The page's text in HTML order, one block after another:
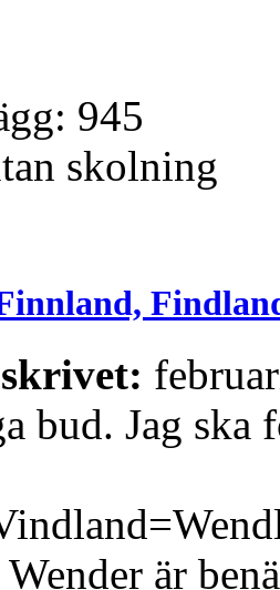
945
skolning
bud. Jag ska
är